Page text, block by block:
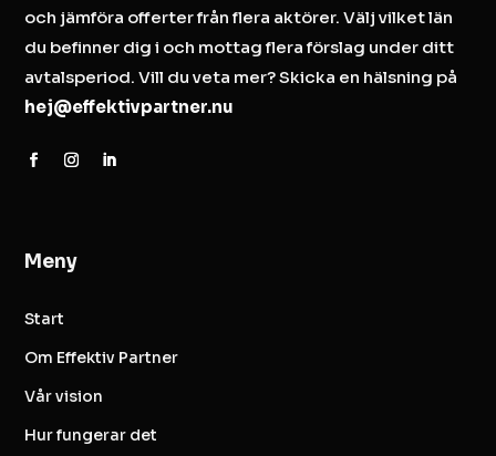
och jämföra offerter från flera aktörer. Välj vilket län
du befinner dig i och mottag flera förslag under ditt
avtalsperiod. Vill du veta mer? Skicka en hälsning på
hej@effektivpartner.nu
Meny
Start
Om Effektiv Partner
Vår vision
Hur fungerar det